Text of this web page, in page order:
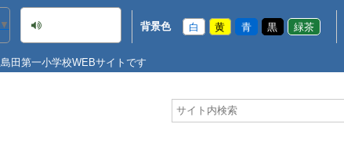
▼ 背景色 白 黄 青 黒 緑茶
田第一小学校WEBサイトです